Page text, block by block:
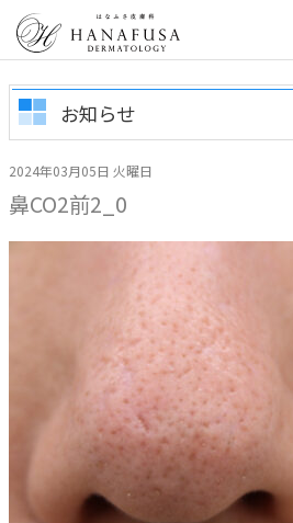
お知らせ
2024年03月05日 火曜日
鼻CO2前2_0